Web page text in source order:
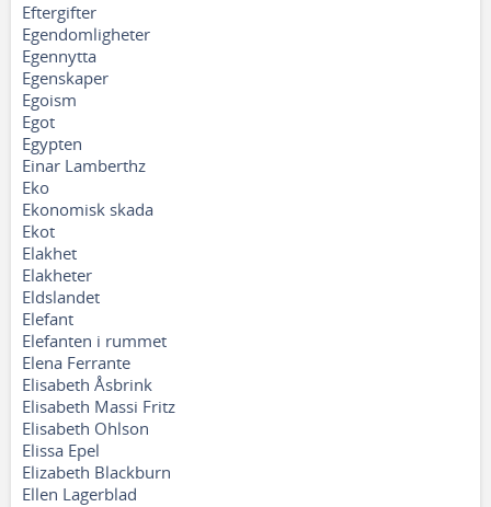
Eftergifter
Egendomligheter
Egennytta
Egenskaper
Egoism
Egot
Egypten
Einar Lamberthz
Eko
Ekonomisk skada
Ekot
Elakhet
Elakheter
Eldslandet
Elefant
Elefanten i rummet
Elena Ferrante
Elisabeth Åsbrink
Elisabeth Massi Fritz
Elisabeth Ohlson
Elissa Epel
Elizabeth Blackburn
Ellen Lagerblad